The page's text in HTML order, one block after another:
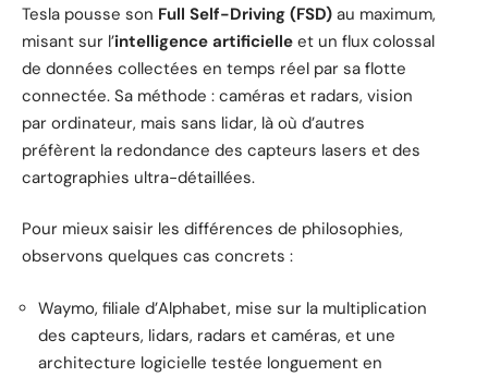
Tesla pousse son Full Self-Driving (FSD) au maximum,
misant sur l’intelligence artificielle et un flux colossal
de données collectées en temps réel par sa flotte
connectée. Sa méthode : caméras et radars, vision
par ordinateur, mais sans lidar, là où d’autres
préfèrent la redondance des capteurs lasers et des
cartographies ultra-détaillées.
Pour mieux saisir les différences de philosophies,
observons quelques cas concrets :
Waymo, filiale d’Alphabet, mise sur la multiplication
des capteurs, lidars, radars et caméras, et une
architecture logicielle testée longuement en